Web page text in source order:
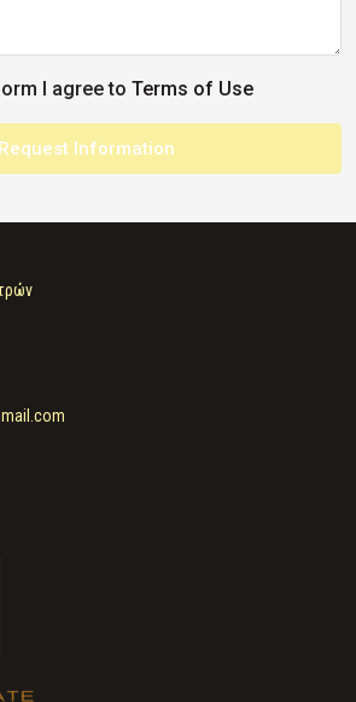
I agree to Terms of Use
Request Information